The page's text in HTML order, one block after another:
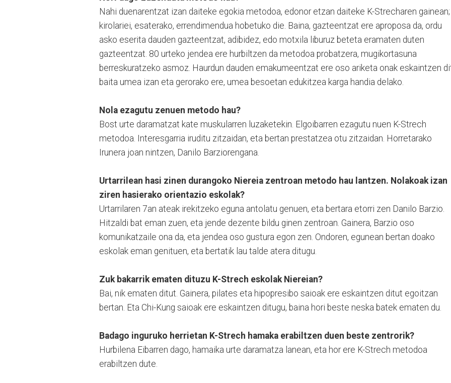
Nahi duenarentzat izan daiteke egokia metodoa, edonor etzan daiteke K-Strecharen gainean;
kirolariei, esaterako, errendimendua hobetuko die. Baina, gazteentzat ere aproposa da, ordu
asko eserita dauden gazteentzat, adibidez, edo motxila liburuz beteta eramaten duten
gazteentzat. 80 urteko jendea ere hurbiltzen da metodoa probatzera, mugikortasuna
berreskuratzeko asmoz. Haurdun dauden emakumeentzat ere oso ariketa onak eskaintzen
baita umea izan eta gerorako ere, umea besoetan edukitzea karga handia delako.
Nola ezagutu zenuen metodo hau?
Bost urte daramatzat kate muskularren luzaketekin. Elgoibarren ezagutu nuen K-Strech
metodoa. Interesgarria iruditu zitzaidan, eta bertan prestatzea otu zitzaidan. Horretarako
Irunera joan nintzen, Danilo Barziorengana.
Urtarrilean hasi zinen durangoko Niereia zentroan metodo hau lantzen. Nolakoak izan
ziren hasierako orientazio eskolak?
Urtarrilaren 7an ateak irekitzeko eguna antolatu genuen, eta bertara etorri zen Danilo Barzio.
Hitzaldi bat eman zuen, eta jende dezente bildu ginen zentroan. Gainera, Barzio oso
komunikatzaile ona da, eta jendea oso gustura egon zen. Ondoren, egunean bertan doako
eskolak eman genituen, eta bertatik lau talde atera ditugu.
Zuk bakarrik ematen dituzu K-Strech eskolak Niereian?
Bai, nik ematen ditut. Gainera, pilates eta hipopresibo saioak ere eskaintzen ditut egoitzan
bertan. Eta Chi-Kung saioak ere eskaintzen ditugu, baina hori beste neska batek ematen du.
Badago inguruko herrietan K-Strech hamaka erabiltzen duen beste zentrorik?
Hurbilena Eibarren dago, hamaika urte daramatza lanean, eta hor ere K-Strech metodoa
erabiltzen dute.